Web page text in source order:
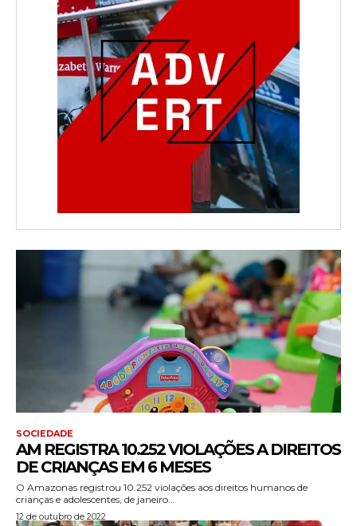
SOCIEDADE
AM REGISTRA 10.252 VIOLAÇÕES A DIREITOS
DE CRIANÇAS EM 6 MESES
O Amazonas registrou 10.252 violações aos direitos humanos de
crianças e adolescentes, de janeiro...
12 de outubro de 2022